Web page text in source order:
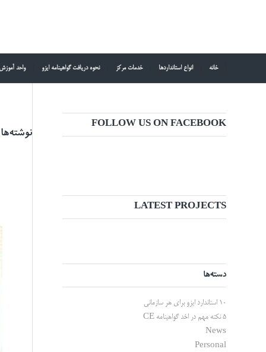
خانه انواع استانداردها خدمات مرکز نحوه دریافت گواهینامه ایزو واحد آموزش
نوشته‌ها
FOLLOW US ON FACEBOOK
LATEST PROJECTS
دسته‌ها
10 استاندارد ایزو برای هر سازمانی
5 نکته مهم در اخد گواهینامه CE
News
Personal